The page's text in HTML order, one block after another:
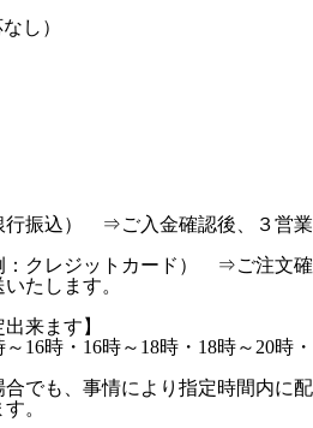
し）
行振込） ⇒ご入金確認後、３営業
：クレジットカード） ⇒ご注文確
たします。
来ます】
16時・16時～18時・18時～20時・
でも、事情により指定時間内に配
。